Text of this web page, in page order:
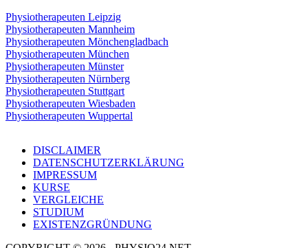
Physiotherapeuten Leipzig
Physiotherapeuten Mannheim
Physiotherapeuten Mönchengladbach
Physiotherapeuten München
Physiotherapeuten Münster
Physiotherapeuten Nürnberg
Physiotherapeuten Stuttgart
Physiotherapeuten Wiesbaden
Physiotherapeuten Wuppertal
DISCLAIMER
DATENSCHUTZERKLÄRUNG
IMPRESSUM
KURSE
VERGLEICHE
STUDIUM
EXISTENZGRÜNDUNG